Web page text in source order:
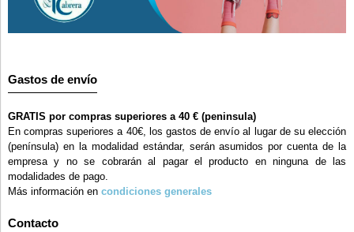
Gastos de envío
GRATIS por compras superiores a 40 € (peninsula)
En compras superiores a 40€, los gastos de envío al lugar de su elección
(península) en la modalidad estándar, serán asumidos por cuenta de la
empresa y no se cobrarán al pagar el producto en ninguna de las
modalidades de pago.
Más información en condiciones generales
Contacto